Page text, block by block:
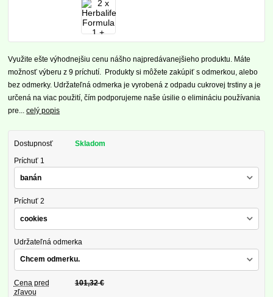
Využite ešte výhodnejšiu cenu nášho najpredávanejšieho produktu. Máte
možnosť výberu z 9 príchutí. Produkty si môžete zakúpiť s odmerkou, alebo
bez odmerky. Udržateľná odmerka je vyrobená z odpadu cukrovej trstiny a je
určená na viac použití, čím podporujeme naše úsilie o elimináciu používania
pre...celý popis
Dostupnosť Skladom
Príchuť 1
Príchuť 2
Udržateľná odmerka
Cena pred
zľavou
101,32 €